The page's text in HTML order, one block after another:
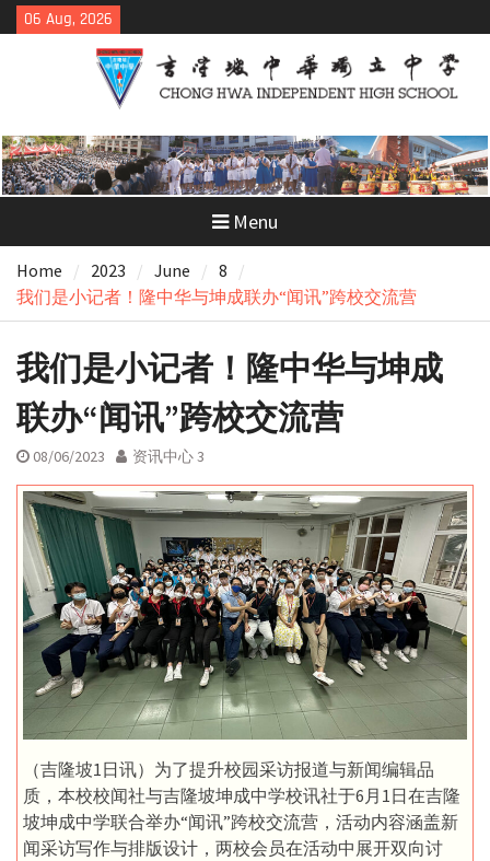
Skip
to
06 Aug, 2026
Menu
Home 2023 June
8
我们是小记者！隆中华与坤成联办“闻讯”跨校交流营
我们是小记者！隆中华与坤成
联办“闻讯”跨校交流营
08/06/2023 资讯中心 3
（吉隆坡1日讯）为了提升校园采访报道与新闻编辑品
质，本校校闻社与吉隆坡坤成中学校讯社于6月1日在吉隆
坡坤成中学联合举办“闻讯”跨校交流营，活动内容涵盖新
闻采访写作与排版设计，两校会员在活动中展开双向讨